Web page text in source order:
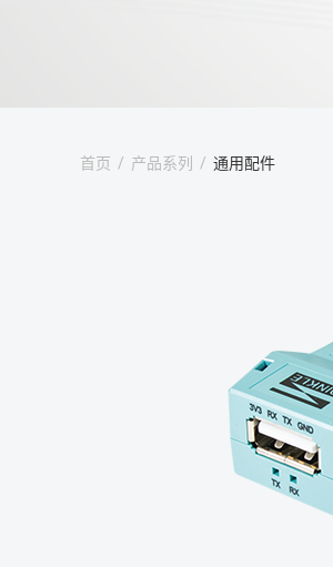
首页 / 产品系列 / 通用配件